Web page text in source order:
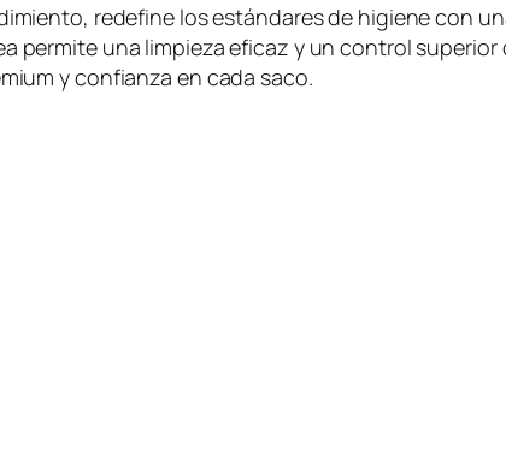
redefine los estándares de higiene con
permite una limpieza eficaz y un control
y confianza en cada saco.